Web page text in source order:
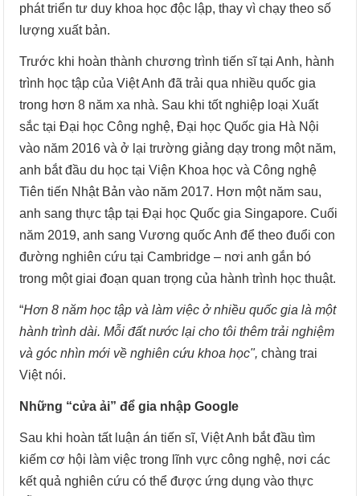
phát triển tư duy khoa học độc lập, thay vì chạy theo số
lượng xuất bản.
Trước khi hoàn thành chương trình tiến sĩ tại Anh, hành
trình học tập của Việt Anh đã trải qua nhiều quốc gia
trong hơn 8 năm xa nhà. Sau khi tốt nghiệp loại Xuất
sắc tại Đại học Công nghệ, Đại học Quốc gia Hà Nội
vào năm 2016 và ở lại trường giảng dạy trong một năm,
anh bắt đầu du học tại Viện Khoa học và Công nghệ
Tiên tiến Nhật Bản vào năm 2017. Hơn một năm sau,
anh sang thực tập tại Đại học Quốc gia Singapore. Cuối
năm 2019, anh sang Vương quốc Anh để theo đuổi con
đường nghiên cứu tại Cambridge – nơi anh gắn bó
trong một giai đoạn quan trọng của hành trình học thuật.
“Hơn 8 năm học tập và làm việc ở nhiều quốc gia là một
hành trình dài. Mỗi đất nước lại cho tôi thêm trải nghiệm
và góc nhìn mới về nghiên cứu khoa học",chàng trai
Việt nói.
Những “cửa ải” để gia nhập Google
Sau khi hoàn tất luận án tiến sĩ, Việt Anh bắt đầu tìm
kiếm cơ hội làm việc trong lĩnh vực công nghệ, nơi các
kết quả nghiên cứu có thể được ứng dụng vào thực